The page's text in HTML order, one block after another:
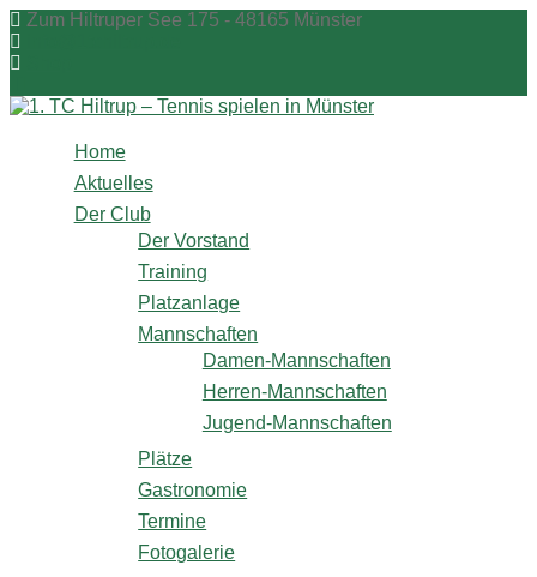
Zum
Inhalt
springen
Zum Hiltruper See 175 - 48165 Münster
Home
Aktuelles
Der Club
Der Vorstand
Training
Platzanlage
Mannschaften
Damen-Mannschaften
Herren-Mannschaften
Jugend-Mannschaften
Plätze
Gastronomie
Termine
Fotogalerie